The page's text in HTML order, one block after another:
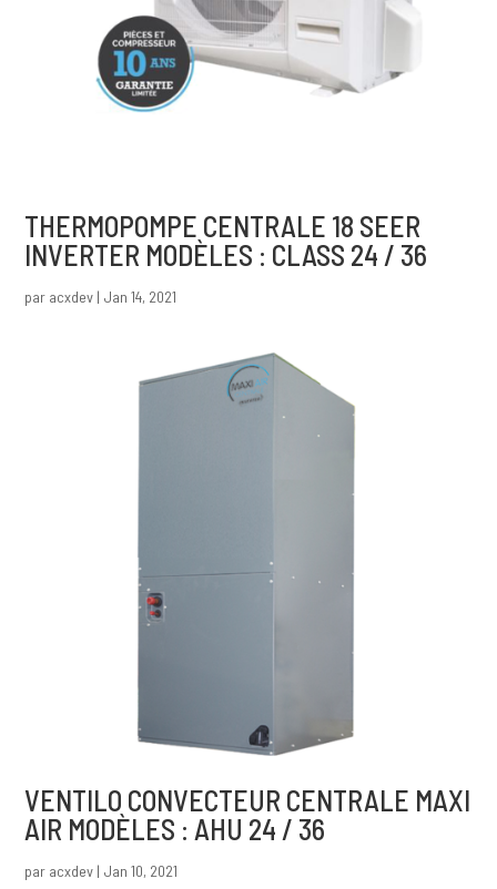
THERMOPOMPE CENTRALE 18 SEER
INVERTER MODÈLES : CLASS 24 / 36
par acxdev | Jan 14, 2021
VENTILO CONVECTEUR CENTRALE MAXI
AIR MODÈLES : AHU 24 / 36
par acxdev | Jan 10, 2021